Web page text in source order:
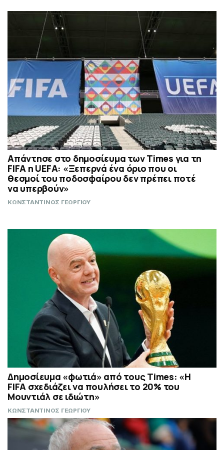
Απάντησε στο δημοσίευμα των Times για τη
FIFA η UEFA: «Ξεπερνά ένα όριο που οι
θεσμοί του ποδοσφαίρου δεν πρέπει ποτέ
να υπερβούν»
ΚΩΝΣΤΑΝΤΙΝΟΣ ΓΕΩΡΓΙΟΥ
Δημοσίευμα «φωτιά» από τους Times: «Η
FIFA σχεδιάζει να πουλήσει το 20% του
Μουντιάλ σε ιδιώτη»
ΚΩΝΣΤΑΝΤΙΝΟΣ ΓΕΩΡΓΙΟΥ